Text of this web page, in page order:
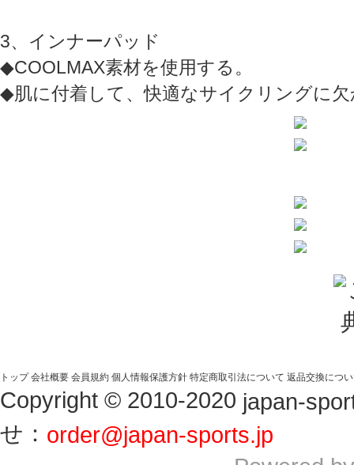
3、インナーパッド
◆COOLMAX素材を使用する。
◆肌に付着して、快適なサイクリングに
トップ 会社概要 会員規約 個人情報保護方針 特定商取引法について 返品交換につ
Copyright © 2010-2020 japan-
せ： order@japan-sports.jp